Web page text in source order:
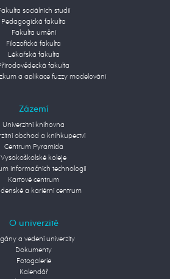
sociálních studií
Pedagogická fakulta
Fakulta umění
Filozofická fakulta
Lékařská fakulta
fakulta
a aplikace fuzzy modelování
Zázemí
Univerzitní knihovna
obchod a knihkupectví
Centrum Pyramida
Vysokoškolské koleje
informačních technologií
Kartové centrum
a kariérní centrum
O univerzitě
a vedení univerzity
Dokumenty
Fotogalerie
Kalendář